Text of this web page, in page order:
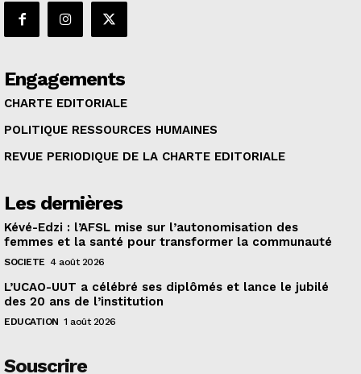
Engagements
CHARTE EDITORIALE
POLITIQUE RESSOURCES HUMAINES
REVUE PERIODIQUE DE LA CHARTE EDITORIALE
Les dernières
Kévé-Edzi : l’AFSL mise sur l’autonomisation des
femmes et la santé pour transformer la communauté
SOCIETE 4 août 2026
L’UCAO-UUT a célébré ses diplômés et lance le jubilé
des 20 ans de l’institution
EDUCATION 1 août 2026
Souscrire